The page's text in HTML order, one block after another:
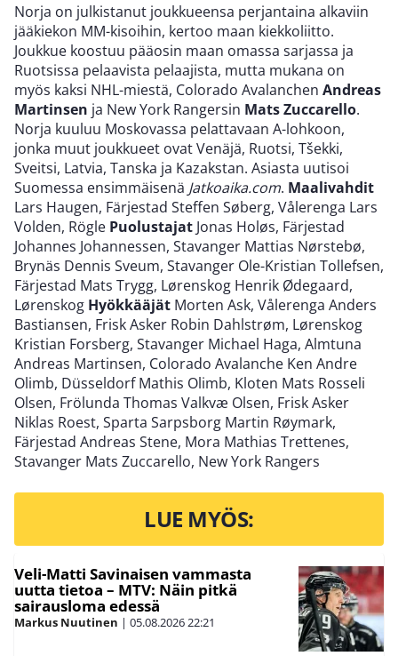
Norja on julkistanut joukkueensa perjantaina alkaviin
jääkiekon MM-kisoihin, kertoo maan kiekkoliitto.
Joukkue koostuu pääosin maan omassa sarjassa ja
Ruotsissa pelaavista pelaajista, mutta mukana on
myös kaksi NHL-miestä, Colorado Avalanchen Andreas
Martinsen ja New York Rangersin Mats Zuccarello.
Norja kuuluu Moskovassa pelattavaan A-lohkoon,
jonka muut joukkueet ovat Venäjä, Ruotsi, Tšekki,
Sveitsi, Latvia, Tanska ja Kazakstan. Asiasta uutisoi
Suomessa ensimmäisenä Jatkoaika.com. Maalivahdit
Lars Haugen, Färjestad Steffen Søberg, Vålerenga Lars
Volden, Rögle Puolustajat Jonas Holøs, Färjestad
Johannes Johannessen, Stavanger Mattias Nørstebø,
Brynäs Dennis Sveum, Stavanger Ole-Kristian Tollefsen,
Färjestad Mats Trygg, Lørenskog Henrik Ødegaard,
Lørenskog Hyökkääjät Morten Ask, Vålerenga Anders
Bastiansen, Frisk Asker Robin Dahlstrøm, Lørenskog
Kristian Forsberg, Stavanger Michael Haga, Almtuna
Andreas Martinsen, Colorado Avalanche Ken Andre
Olimb, Düsseldorf Mathis Olimb, Kloten Mats Rosseli
Olsen, Frölunda Thomas Valkvæ Olsen, Frisk Asker
Niklas Roest, Sparta Sarpsborg Martin Røymark,
Färjestad Andreas Stene, Mora Mathias Trettenes,
Stavanger Mats Zuccarello, New York Rangers
LUE MYÖS:
Veli-Matti Savinaisen vammasta
uutta tietoa – MTV: Näin pitkä
sairausloma edessä
Markus Nuutinen | 05.08.2026 22:21